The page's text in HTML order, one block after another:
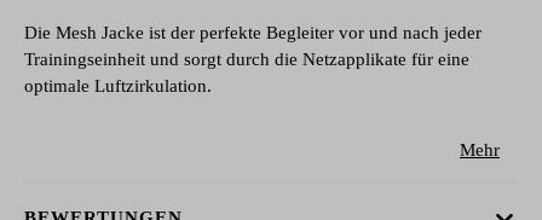
Die Mesh Jacke ist der perfekte Begleiter vor und nach jeder
Trainingseinheit und sorgt durch die Netzapplikate für eine
optimale Luftzirkulation.
Mehr